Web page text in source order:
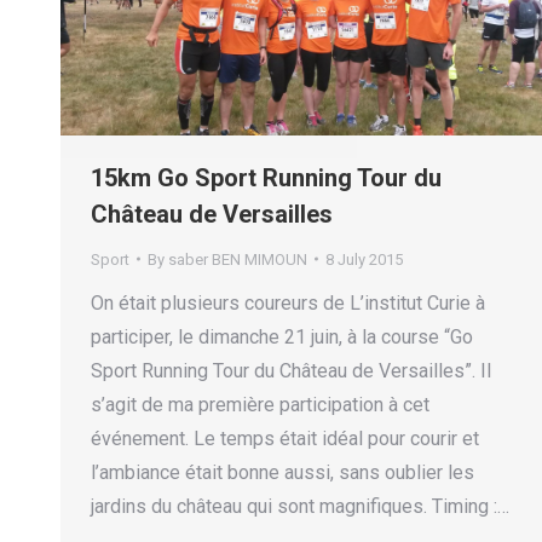
15km Go Sport Running Tour du
Château de Versailles
Sport By saber BEN MIMOUN 8 July 2015
On était plusieurs coureurs de L’institut Curie à
participer, le dimanche 21 juin, à la course “Go
Sport Running Tour du Château de Versailles”. Il
s’agit de ma première participation à cet
événement. Le temps était idéal pour courir et
l’ambiance était bonne aussi, sans oublier les
jardins du château qui sont magnifiques. Timing :…